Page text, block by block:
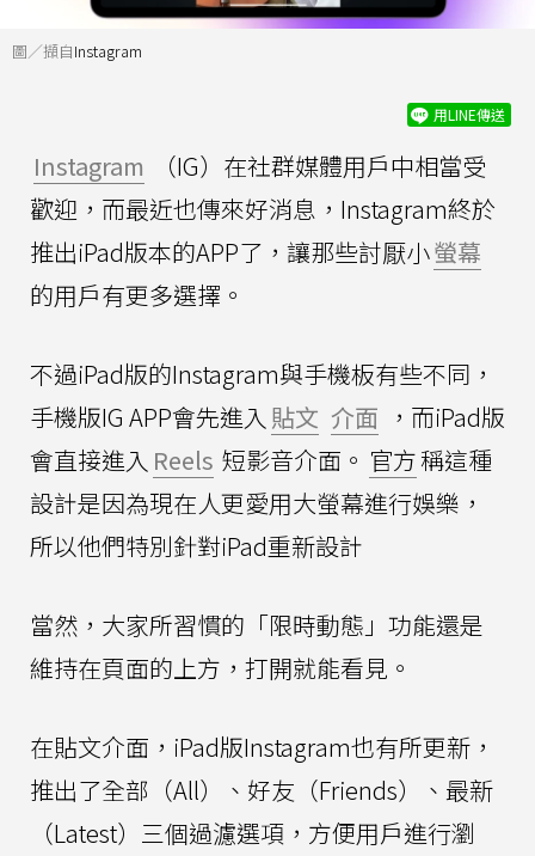
圖／擷自Instagram
用LINE傳送
Instagram
（IG）在社群媒體用戶中相當受
歡迎，而最近也傳來好消息，Instagram終於
推出iPad版本的APP了，讓那些討厭小螢幕
的用戶有更多選擇。
不過iPad版的Instagram與手機板有些不同，
手機版IG APP會先進入 貼文 介面 ，而iPad版
會直接進入 Reels 短影音介面。 官方稱這種
設計是因為現在人更愛用大螢幕進行娛樂，
所以他們特別針對iPad重新設計
當然，大家所習慣的「限時動態」功能還是
維持在頁面的上方，打開就能看見。
在貼文介面，iPad版Instagram也有所更新，
推出了全部（All）、好友（Friends）、最新
（Latest）三個過濾選項，方便用戶進行瀏